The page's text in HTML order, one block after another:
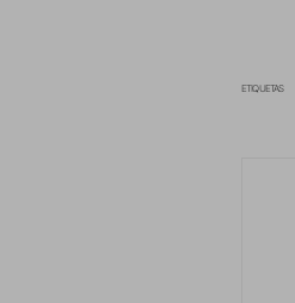
ETIQUETAS